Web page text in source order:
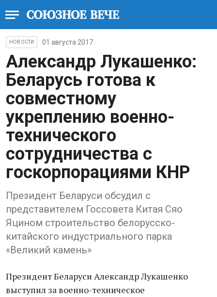
НОВОСТИ 01 августа 2017
Александр Лукашенко:
Беларусь готова к
совместному
укреплению военно-
технического
сотрудничества с
госкорпорациями КНР
Президент Беларуси обсудил с
представителем Госсовета Китая Сяо
Яцином строительство белорусско-
китайского индустриального парка
«Великий камень»
Президент Беларуси Александр Лукашенко
выступил за военно-техническое